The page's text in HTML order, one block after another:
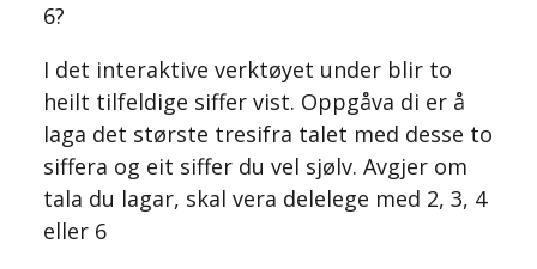
6?
I det interaktive verktøyet under blir to
heilt tilfeldige siffer vist. Oppgåva di er å
laga det største tresifra talet med desse to
siffera og eit siffer du vel sjølv. Avgjer om
tala du lagar, skal vera delelege med 2, 3, 4
eller 6